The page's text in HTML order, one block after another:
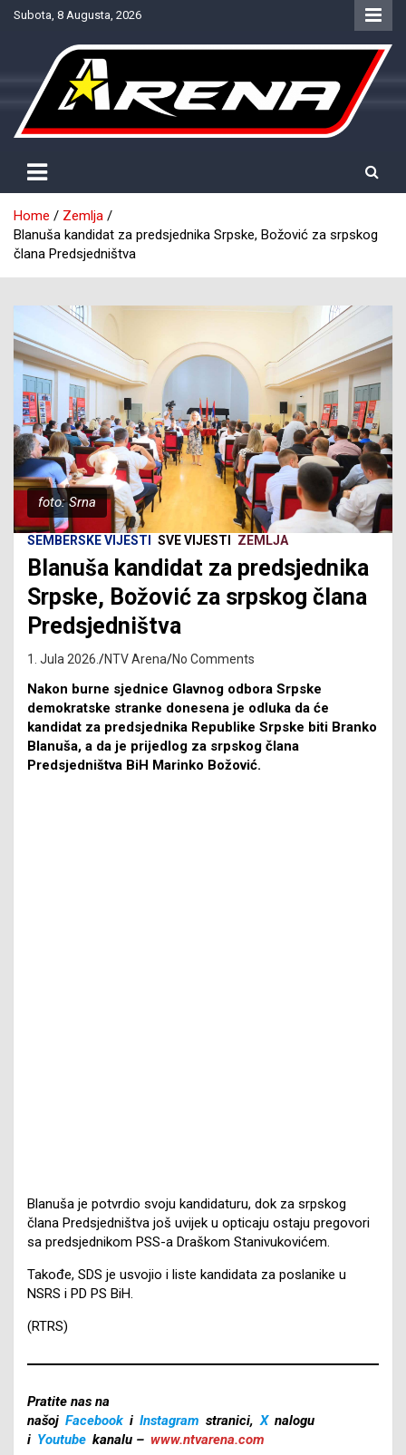
SkipSubota, 8 Augusta, 2026
NTV Arena
Home
Zemlja
Blanuša kandidat za predsjednika Srpske, Božović za srpskog
člana Predsjedništva
foto: Srna
SEMBERSKE VIJESTI SVE VIJESTI ZEMLJA
Blanuša kandidat za predsjednika
Srpske, Božović za srpskog člana
Predsjedništva
1. Jula 2026. NTV Arena No Comments
Nakon burne sjednice Glavnog odbora Srpske
demokratske stranke donesena je odluka da će
kandidat za predsjednika Republike Srpske biti Branko
Blanuša, a da je prijedlog za srpskog člana
Predsjedništva BiH Marinko Božović.
Blanuša je potvrdio svoju kandidaturu, dok za srpskog
člana Predsjedništva još uvijek u opticaju ostaju pregovori
sa predsjednikom PSS-a Draškom Stanivukovićem.
Takođe, SDS je usvojio i liste kandidata za poslanike u
NSRS i PD PS BiH.
(RTRS)
Pratite nas na
našoj Facebook i Instagram stranici, X nalogu
i Youtube kanalu – www.ntvarena.com